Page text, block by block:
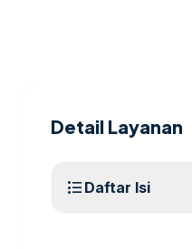
Detail Layanan
format_list_bulleted Daftar Isi